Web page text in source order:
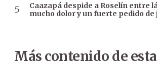
Caazapá despide a Roselín entre
mucho dolor y un fuerte pedido de
Más contenido de